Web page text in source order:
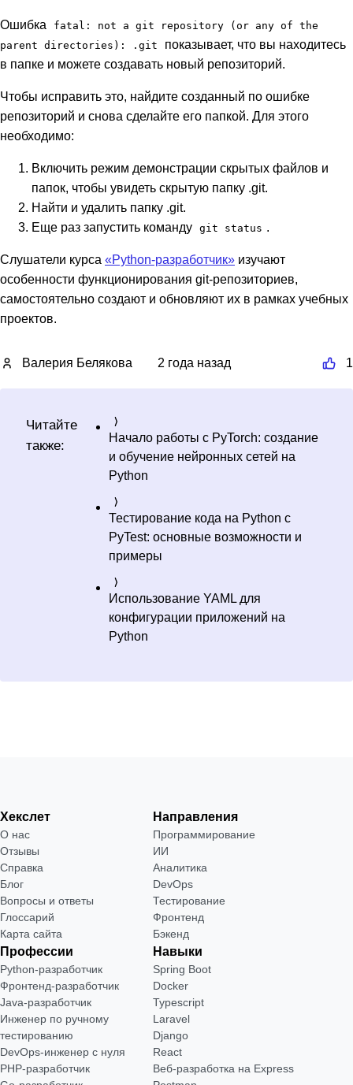
Ошибка
fatal: not a git repository (or any of the
parent directories): .git
показывает, что вы находитесь
в папке и можете создавать новый репозиторий.
Чтобы исправить это, найдите созданный по ошибке
репозиторий и снова сделайте его папкой. Для этого
необходимо:
Включить режим демонстрации скрытых файлов и
папок, чтобы увидеть скрытую папку .git.
Найти и удалить папку .git.
Еще раз запустить команду git status .
Слушатели курса «Python-разработчик» изучают
особенности функционирования git-репозиториев,
самостоятельно создают и обновляют их в рамках учебных
проектов.
Валерия Белякова 2 года назад 1
Читайте
также:
Начало работы с PyTorch: создание
и обучение нейронных сетей на
Python
Тестирование кода на Python с
PyTest: основные возможности и
примеры
Использование YAML для
конфигурации приложений на
Python
Хекслет
О нас
Отзывы
Справка
Блог
Вопросы и ответы
Глоссарий
Карта сайта
Направления
Программирование
ИИ
Аналитика
DevOps
Тестирование
Фронтенд
Бэкенд
Профессии
Python-разработчик
Фронтенд-разработчик
Java-разработчик
Инженер по ручному
тестированию
DevOps-инженер с нуля
РНР-разработчик
Навыки
Spring Boot
Docker
Typescript
Laravel
Django
React
Веб-разработка на Express